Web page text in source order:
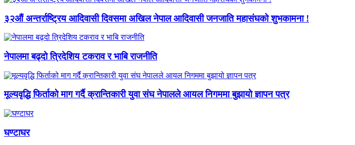
३२औं अन्तर्राष्ट्रिय आदिवासी दिवसमा अखिल नेपाल आदिवासी जनजाति महासंघको शुभकामना !
नेपालमा बढ्दो त्रिदेशिय टकराव र भाबि राजनीति
मूल्यवृद्धि फिर्ताको माग गर्दै क्रान्तिकारी युवा संघ नेपालले आयल निगममा बुझायो ज्ञापन पत्र
घण्टाघर